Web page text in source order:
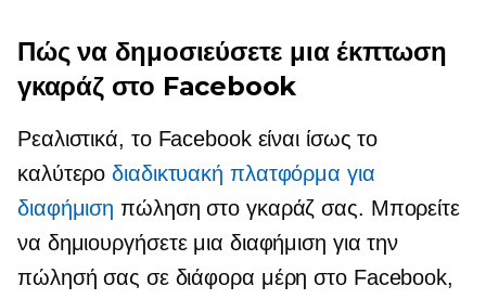
Πώς να δημοσιεύσετε μια έκπτωση
γκαράζ στο Facebook
Ρεαλιστικά, το Facebook είναι ίσως το
καλύτεροδιαδικτυακή πλατφόρμα για
διαφήμιση πώληση στο γκαράζ σας. Μπορείτε
να δημιουργήσετε μια διαφήμιση για την
πώλησή σας σε διάφορα μέρη στο Facebook,